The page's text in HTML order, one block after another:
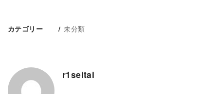
カテゴリー 未分類
r1seitai